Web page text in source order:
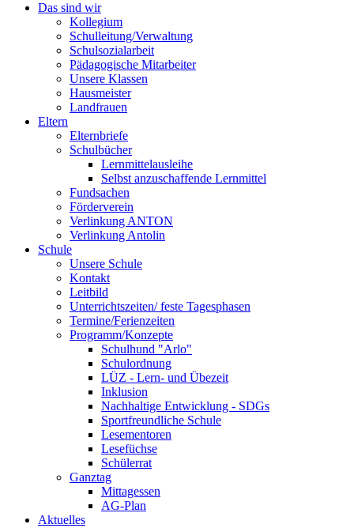
Das sind wir
Kollegium
Schulleitung/Verwaltung
Schulsozialarbeit
Pädagogische Mitarbeiter
Unsere Klassen
Hausmeister
Landfrauen
Eltern
Elternbriefe
Schulbücher
Lernmittelausleihe
Selbst anzuschaffende Lernmittel
Fundsachen
Förderverein
Verlinkung ANTON
Verlinkung Antolin
Schule
Unsere Schule
Kontakt
Leitbild
Unterrichtszeiten/ feste Tagesphasen
Termine/Ferienzeiten
Programm/Konzepte
Schulhund "Arlo"
Schulordnung
LÜZ - Lern- und Übezeit
Inklusion
Nachhaltige Entwicklung - SDGs
Sportfreundliche Schule
Lesementoren
Lesefüchse
Schülerrat
Ganztag
Mittagessen
AG-Plan
Aktuelles